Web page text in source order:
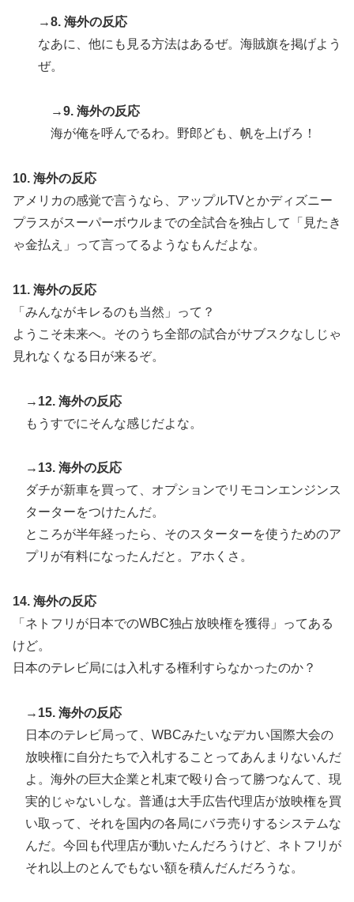
→8. 海外の反応
なあに、他にも見る方法はあるぜ。海賊旗を掲げよう
ぜ。
→9. 海外の反応
海が俺を呼んでるわ。野郎ども、帆を上げろ！
10. 海外の反応
アメリカの感覚で言うなら、アップルTVとかディズニー
プラスがスーパーボウルまでの全試合を独占して「見たき
ゃ金払え」って言ってるようなもんだよな。
11. 海外の反応
「みんながキレるのも当然」って？
ようこそ未来へ。そのうち全部の試合がサブスクなしじゃ
見れなくなる日が来るぞ。
→12. 海外の反応
もうすでにそんな感じだよな。
→13. 海外の反応
ダチが新車を買って、オプションでリモコンエンジンス
ターターをつけたんだ。
ところが半年経ったら、そのスターターを使うためのア
プリが有料になったんだと。アホくさ。
14. 海外の反応
「ネトフリが日本でのWBC独占放映権を獲得」ってある
けど。
日本のテレビ局には入札する権利すらなかったのか？
→15. 海外の反応
日本のテレビ局って、WBCみたいなデカい国際大会の
放映権に自分たちで入札することってあんまりないんだ
よ。海外の巨大企業と札束で殴り合って勝つなんて、現
実的じゃないしな。普通は大手広告代理店が放映権を買
い取って、それを国内の各局にバラ売りするシステムな
んだ。今回も代理店が動いたんだろうけど、ネトフリが
それ以上のとんでもない額を積んだんだろうな。